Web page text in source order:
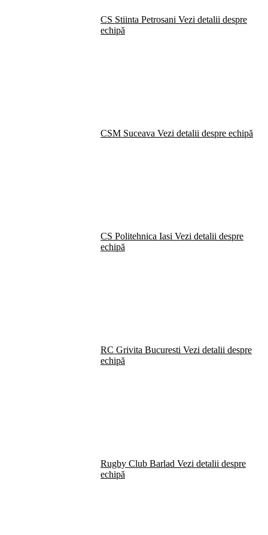
CS Stiinta Petrosani Vezi detalii despre
echipă
CSM Suceava Vezi detalii despre echipă
CS Politehnica Iasi Vezi detalii despre
echipă
RC Grivita Bucuresti Vezi detalii despre
echipă
Rugby Club Barlad Vezi detalii despre
echipă